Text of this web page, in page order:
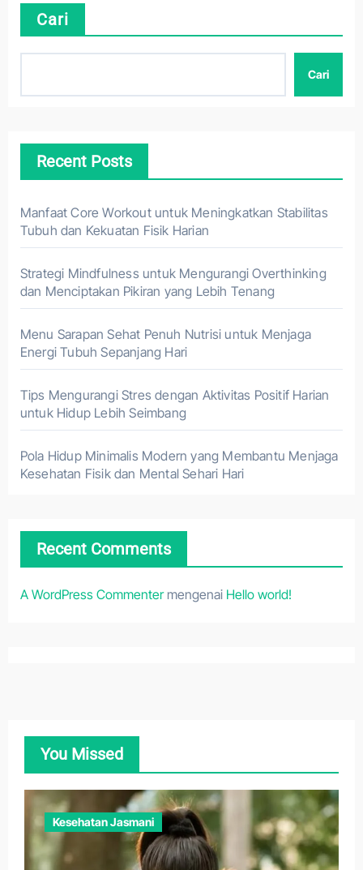
Cari
Cari
Recent Posts
Manfaat Core Workout untuk Meningkatkan Stabilitas
Tubuh dan Kekuatan Fisik Harian
Strategi Mindfulness untuk Mengurangi Overthinking
dan Menciptakan Pikiran yang Lebih Tenang
Menu Sarapan Sehat Penuh Nutrisi untuk Menjaga
Energi Tubuh Sepanjang Hari
Tips Mengurangi Stres dengan Aktivitas Positif Harian
untuk Hidup Lebih Seimbang
Pola Hidup Minimalis Modern yang Membantu Menjaga
Kesehatan Fisik dan Mental Sehari Hari
Recent Comments
A WordPress Commentermengenai Hello world!
You Missed
Kesehatan Jasmani